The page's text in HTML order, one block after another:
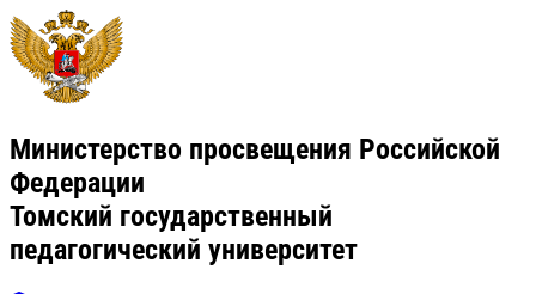
Министерство просвещения Российской
Федерации
Томский государственный
педагогический университет